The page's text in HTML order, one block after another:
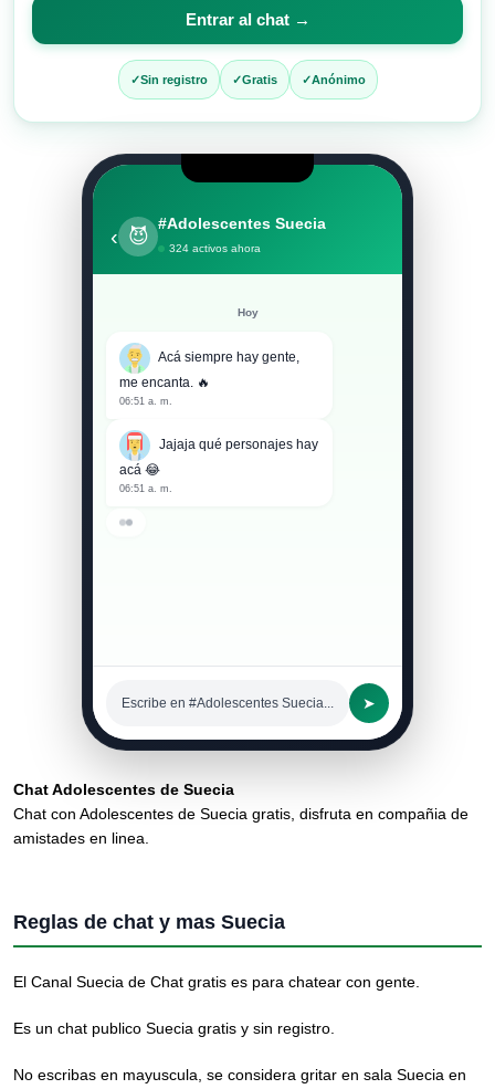
para
entrar
Entrar al chat →
Sin registro Gratis Anónimo
‹ 😈
#Adolescentes Suecia
324 activos ahora
Hoy
Acá siempre hay gente,
me encanta. 🔥
06:51 a. m.
Jajaja qué personajes hay
acá 😂
06:51 a. m.
Escribe en #Adolescentes Suecia... ➤
Chat Adolescentes de Suecia
Chat con Adolescentes de Suecia gratis, disfruta en compañia de
amistades en linea.
Reglas de chat y mas Suecia
El Canal Suecia de Chat gratis es para chatear con gente.
Es un chat publico Suecia gratis y sin registro.
No escribas en mayuscula, se considera gritar en sala Suecia en